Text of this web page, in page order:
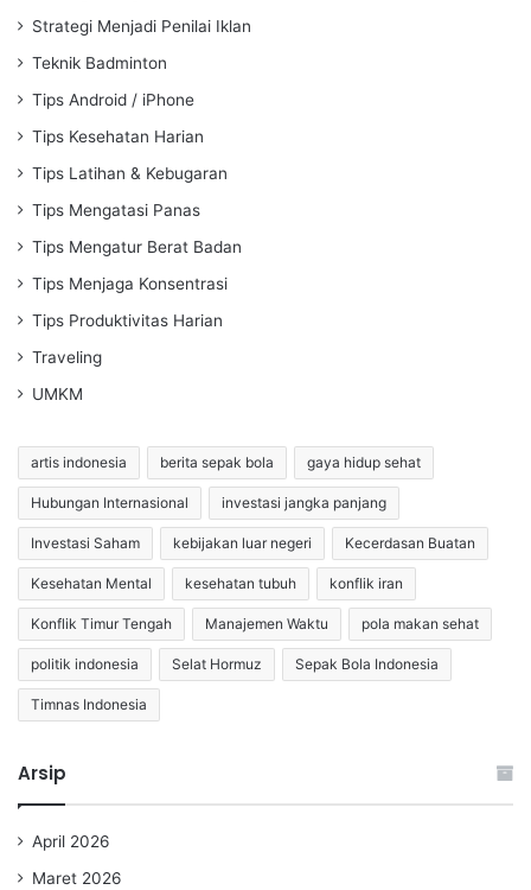
Strategi Menjadi Penilai Iklan
Teknik Badminton
Tips Android / iPhone
Tips Kesehatan Harian
Tips Latihan & Kebugaran
Tips Mengatasi Panas
Tips Mengatur Berat Badan
Tips Menjaga Konsentrasi
Tips Produktivitas Harian
Traveling
UMKM
artis indonesia berita sepak bola gaya hidup sehat
Hubungan Internasional investasi jangka panjang
Investasi Saham kebijakan luar negeri Kecerdasan Buatan
Kesehatan Mental kesehatan tubuh konflik iran
Konflik Timur Tengah Manajemen Waktu pola makan sehat
politik indonesia Selat Hormuz Sepak Bola Indonesia
Timnas Indonesia
Arsip
April 2026
Maret 2026